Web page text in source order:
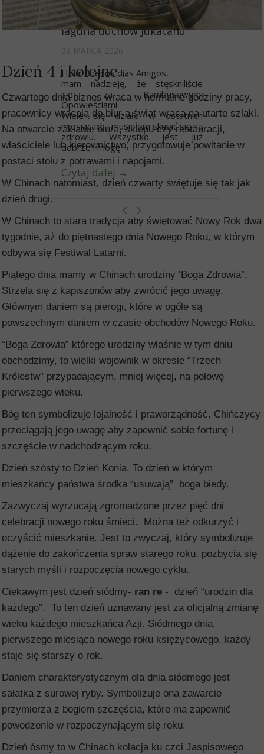
Dzień 4 i kolejne...
Czwartego dnia biznes wraca w normalne godziny pracy,
pracownicy wracają do biur a świat wraca na utarte szlaki.
Na otwarcie zakładu, biura, sklepu czy restauracji,
właściciele lub kierownictwo, przygotowuje powitanie w
postaci stołu z potrawami i napojami.
W Chinach natomiast, dzień czwarty świętuje się tak jak
dzień drugi.
W Chinach to stara tradycja aby świętować Nowy Rok dwa
tygodnie, aż do piętnastego dnia Nowego Roku, w którym
odbywa się Festiwal Latarni.
Piątego dnia mamy w Chinach urodziny ‘Boga Zdrowia”.
Strzela się z kapiszonów aby zwrócić jego uwagę.
Głównym daniem są pierogi, które w ogóle są
powszechnym daniem w czasie obchodów Nowego Roku.
“Boga Zdrowia” którego urodziny właśnie w tym dniu
obchodzimy, to wielki wojownik w okresie “Trzech
Królestw” przypadającym, mniej więcej, na połowę
pierwszego wieku.
Bóg ten symbolizuje lojalność i praworządność. Chińczycy
przeciągają jego uwagę aby zapewnić sobie fortunę i
szczęście w nadchodzącym roku.
Dzień szósty to Dzień Konia. To dzień w którym
mieszkańcy państwa środka “usuwają” boga biedy.
Zazwyczaj wyrzucają zgromadzone przez pięć dni
celebracji nowego roku śmieci. Można też odkurzyć i
oczyścić mieszkanie. Jest to zwyczaj, który symbolizuje
dążenie do zakończenia spraw starego roku, pozbycia się
starych myśli i rozpoczęcia nowego cyklu.
Ciekawym jest dzień siódmy- ran re - dzień “urodzin dla
każdego”. To ten dzień uznawany jest za oficjalną zmianę
wieku każdego mieszkańca Azji. Siódmego dnia,
pierwszego miesiąca nowego roku księżycowego, każdy
staje się starszy o rok.
Daniem charakterystycznym dla dnia siódmego jest
sałatka z surowej ryby. Symbolizuje ona zawarcie
przymierza z bogiem szczęścia, które ma zapewnić
powodzenie w rozpoczynającym się roku.
Dzień ósmy to w Chinach kolacja ku czci Jaspisowego
Flamingi z Celestún –
laguna duchów Jukatanu
08 MARCA 2026
Hola! Buenos dias Amigos,
mam nadzieję, że stęskniliście
się za Bambusowymi
Opowieściami.
Wiele się działo w ostatnich
miesiącach i musiałem skupić się na
zdrowiu. Wszystko jest już
dobrze i mogę
Czytaj dalej →